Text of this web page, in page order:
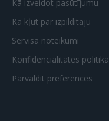
Kā izveidot pasūtījumu
Kā kļūt par izpildītāju
Servisa noteikumi
Konfidencialitātes politika
Pārvaldīt preferences